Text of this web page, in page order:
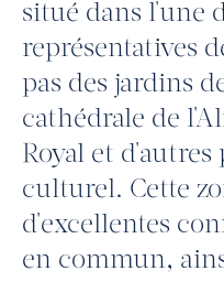
situé dans l'une
représentatives
pas des jardins
cathédrale de
Royal et
culturel. Cette
d'excellentes
en commun,